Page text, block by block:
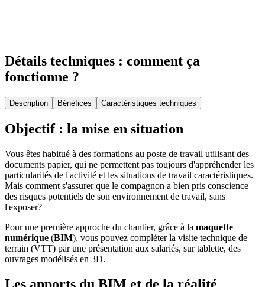
Détails techniques : comment ça
fonctionne ?
Description Bénéfices Caractéristiques techniques
Objectif : la mise en situation
Vous êtes habitué à des formations au poste de travail utilisant des
documents papier, qui ne permettent pas toujours d'appréhender les
particularités de l'activité et les situations de travail caractéristiques.
Mais comment s'assurer que le compagnon a bien pris conscience
des risques potentiels de son environnement de travail, sans
l'exposer?
Pour une première approche du chantier, grâce à la maquette
numérique (BIM), vous pouvez compléter la visite technique de
terrain (VTT) par une présentation aux salariés, sur tablette, des
ouvrages modélisés en 3D.